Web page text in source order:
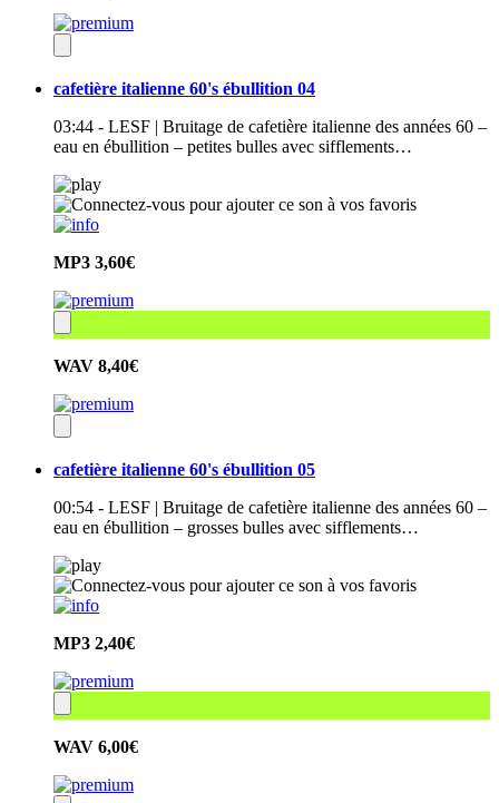
cafetière italienne 60's ébullition 04
03:44 - LESF | Bruitage de cafetière italienne des années 60 –
eau en ébullition – petites bulles avec sifflements…
MP3 3,60€
WAV 8,40€
cafetière italienne 60's ébullition 05
00:54 - LESF | Bruitage de cafetière italienne des années 60 –
eau en ébullition – grosses bulles avec sifflements…
MP3 2,40€
WAV 6,00€